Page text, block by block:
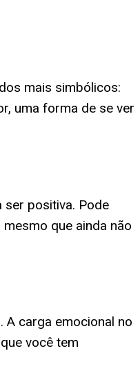
mais simbólicos:
uma forma de se ver
positiva. Pode
que ainda não
A carga emocional no
você tem